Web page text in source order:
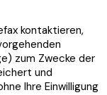
kontaktieren,
zum Zwecke der
und
Ihre Einwilligung